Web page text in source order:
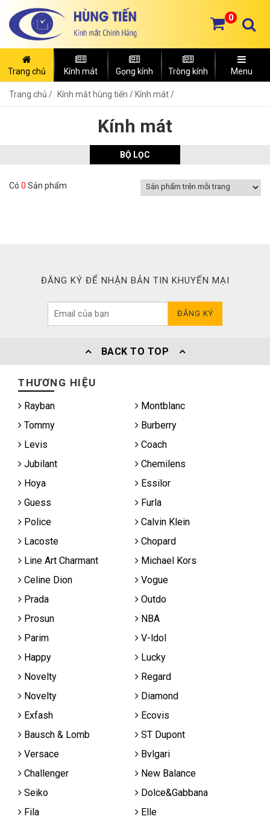
0
Trang chủ Kính mát Gọng kính Tròng kính Menu
Trang chủ Kính mắt hùng tiến / Kính mát /
Kính mát
BỘ LỌC
Có 0 Sản phẩm
ĐĂNG KÝ ĐỂ NHẬN BẢN TIN KHUYẾN MẠI
ĐĂNG KÝ
BACK TO TOP
THƯƠNG HIỆU
Rayban
Montblanc
Tommy
Burberry
Levis
Coach
Jubilant
Chemilens
Hoya
Essilor
Guess
Furla
Police
Calvin Klein
Lacoste
Chopard
Line Art Charmant
Michael Kors
Celine Dion
Vogue
Prada
Outdo
Prosun
NBA
Parim
V-ldol
Happy
Lucky
Novelty
Regard
Novelty
Diamond
Exfash
Ecovis
Bausch & Lomb
ST Dupont
Versace
Bvlgari
Challenger
New Balance
Seiko
Dolce&Gabbana
Fila
Elle